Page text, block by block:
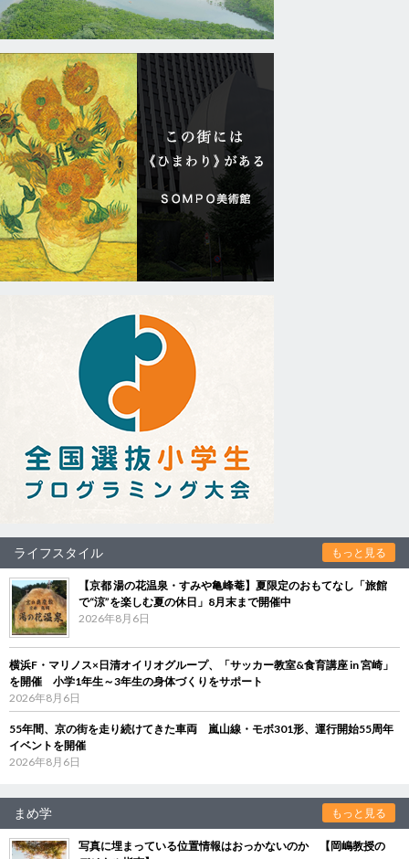
ライフスタイル もっと見る
【京都 湯の花温泉・すみや亀峰菴】夏限定のおもてなし「旅館
で“涼”を楽しむ夏の休日」8月末まで開催中
2026年8月6日
横浜F・マリノス×日清オイリオグループ、「サッカー教室&食育講座 in 宮崎」
を開催 小学1年生～3年生の身体づくりをサポート
2026年8月6日
55年間、京の街を走り続けてきた車両 嵐山線・モボ301形、運行開始55周年
イベントを開催
2026年8月6日
まめ学 もっと見る
写真に埋まっている位置情報はおっかないのか 【岡嶋教授の